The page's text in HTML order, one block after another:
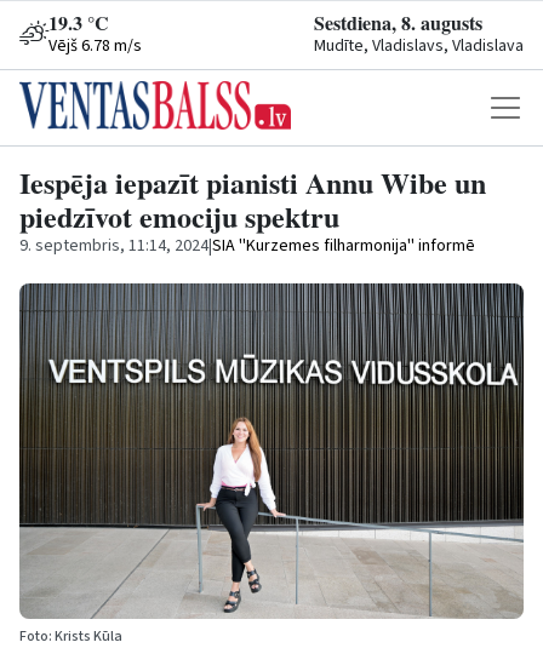
19.3 °C
Vējš 6.78 m/s
Sestdiena, 8. augusts
Mudīte, Vladislavs, Vladislava
Iespēja iepazīt pianisti Annu Wibe un
piedzīvot emociju spektru
9. septembris, 11:14, 2024|SIA ''Kurzemes filharmonija'' informē
Foto: Krists Kūla